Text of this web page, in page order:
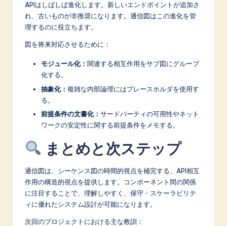
APIはしばしば進化します。新しいエンドポイントが追加さ
れ、古いものが非推奨になります。通信図はこの進化を管
理するのに役立ちます。
図を将来対応させるために：
モジュール化： 関連する相互作用をサブ図にグループ
化する。
抽象化： 複雑な内部論理にはプレースホルダを使用す
る。
前提条件の文書化： サードパーティの可用性やネット
ワークの安定性に関する前提条件をメモする。
まとめと次ステップ
通信図は、シーケンス図の時間的視点を補完する、API相互
作用の構造的視点を提供します。コンポーネント間の関係
に注目することで、理解しやすく、保守・スケーラビリテ
ィに優れたシステム設計が可能になります。
次回のプロジェクトにおける主な教訓：